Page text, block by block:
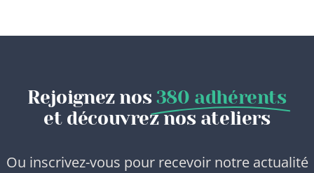
Rejoignez nos 380 adhérents
et découvrez nos ateliers
Ou inscrivez-vous pour recevoir notre actualité